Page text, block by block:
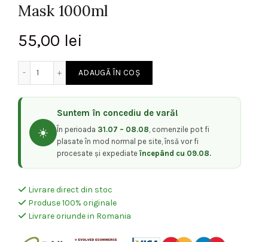
Mask 1000ml
55,00 lei
Cantitate Masca Restructuranta pentru Par Uscat -
ADAUGĂ ÎN COȘ
☀️
Suntem în concediu de vară!
În perioada 31.07 – 08.08, comenzile pot fi
plasate în mod normal pe site, însă vor fi
procesate și expediateîncepând cu 09.08.
Livrare direct din stoc
Produse 100% originale
Livrare oriunde in Romania